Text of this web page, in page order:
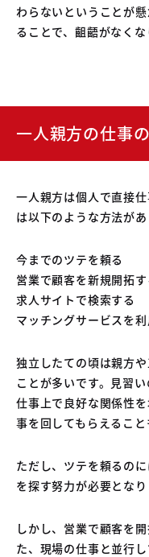
わらないということが
ることで、齟齬がなくな
一人親方の仕事
一人親方は個人で直接
は以下のような方法があ
今までのツテを頼る
営業で顧客を新規開拓す
求人サイトで検索する
マッチングサービスを利
独立したての頃は親方
ことが多いです。見習
仕事上で良好な関係性
事を回してもらえること
ただし、ツテを頼るの
を探す努力が必要となり
しかし、営業で顧客を
た、現場の仕事と並行